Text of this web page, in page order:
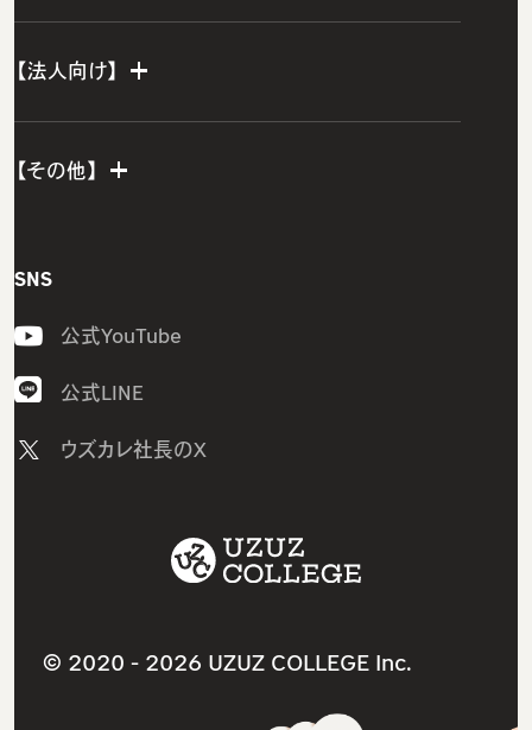
CCNAコース
LinuCコース
AWSコース
ウズカレマガジン（個人向け）
卒業生の就職先
【法人向け】
開発エンジニア研修
組込みエンジニア研修
AI研修
採用支援サービス
ウズカレマガジン（法人向け）
【その他】
メンバー紹介
採用情報
ニュース
ITスクールサービス
法人研修サービス
SNS
公式YouTube
公式LINE
ウズカレ社長のX
© 2020 - 2026 UZUZ COLLEGE Inc.